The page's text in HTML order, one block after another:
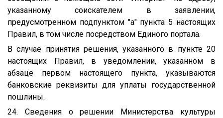
указанному соискателем в заявлении,
предусмотренном подпунктом "а" пункта 5 настоящих
Правил, в том числе посредством Единого портала.
В случае принятия решения, указанного в пункте 20
настоящих Правил, в уведомлении, указанном в
абзаце первом настоящего пункта, указываются
банковские реквизиты для уплаты государственной
пошлины.
24. Сведения о решении Министерства культуры